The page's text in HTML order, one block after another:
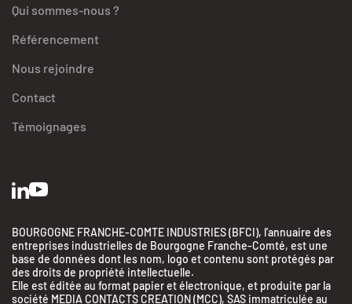
Qui sommes-nous ?
Référencement
Nous rejoindre
Contact
Témoignages
BOURGOGNE FRANCHE-COMTE INDUSTRIES (BFCI), l’annuaire des
entreprises industrielles de Bourgogne Franche-Comté, est une
base de données dont les nom, logo et contenu sont protégés par
des droits de propriété intellectuelle.
Elle est éditée au format papier et électronique, et produite par la
société MEDIA CONTACTS CREATION (MCC), SAS immatriculée au